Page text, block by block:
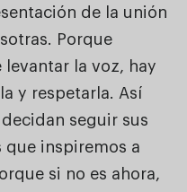
de la unión
Porque
la voz, hay
y respetarla. Así
seguir sus
que inspiremos a
si no es ahora,